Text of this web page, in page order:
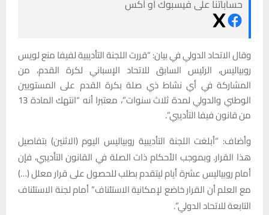
حساباتنا على فيسبوك أو أكس
وقال الاتحاد الدولي في بيان: “قررت اللجنة التأديبية لفيفا منع لويس
روبياليس، الرئيس السابق للاتحاد الإسباني لكرة القدم، من
المشاركة في أي نشاط ذي صلة بكرة القدم على المستويين
الوطني والدولي لمدة ثلاث سنوات”، معتبرا أنه “انتهك المادة 13
من قانون فيفا التأديبي”.
وأضاف: “أبلغت اللجنة التأديبية روبياليس اليوم (الاثنين) بتفاصيل
هذا القرار. وبموجب الأحكام ذات الصلة في القانون التأديبي، فإن
أمام روبياليس عشرة أيام ليتقدم بطلب للحصول على قرار معلل (…)
مع العلم أن القرار خاضع لإمكانية الاستئناف” أمام لجنة الاستئناف
التابعة للاتحاد الدولي”.